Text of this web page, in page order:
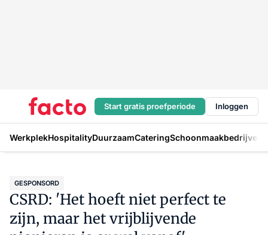
Start gratis proefperiode Inloggen
WerkplekHospitalityDuurzaamCateringSchoonmaakbedrijven
GESPONSORD
CSRD: 'Het hoeft niet perfect te
zijn, maar het vrijblijvende